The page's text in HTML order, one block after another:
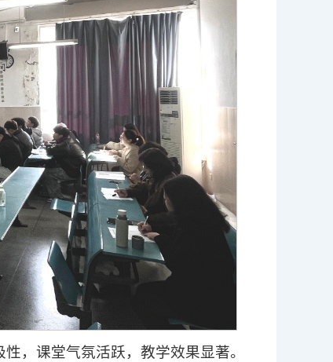
，课堂气氛活跃，教学效果显著。